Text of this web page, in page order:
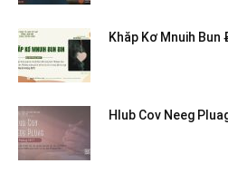
Khăp Kơ Mnuih
Hlub Cov Neeg